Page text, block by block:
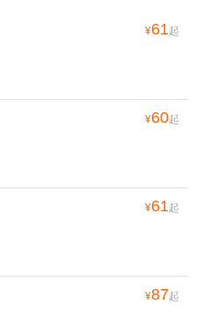
¥61起
¥60起
¥61起
¥87起